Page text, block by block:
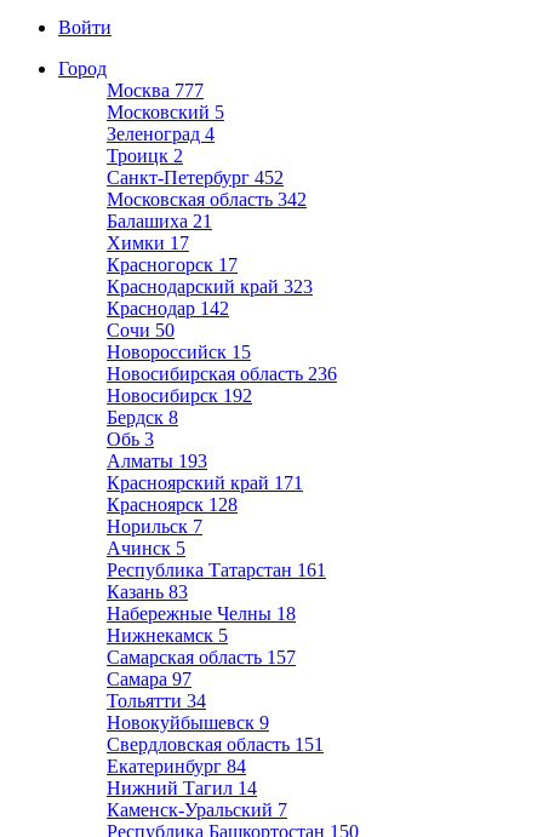
Войти
Город
Москва 777
Московский 5
Зеленоград 4
Троицк 2
Санкт-Петербург 452
Московская область 342
Балашиха 21
Химки 17
Красногорск 17
Краснодарский край 323
Краснодар 142
Сочи 50
Новороссийск 15
Новосибирская область 236
Новосибирск 192
Бердск 8
Обь 3
Алматы 193
Красноярский край 171
Красноярск 128
Норильск 7
Ачинск 5
Республика Татарстан 161
Казань 83
Набережные Челны 18
Нижнекамск 5
Самарская область 157
Самара 97
Тольятти 34
Новокуйбышевск 9
Свердловская область 151
Екатеринбург 84
Нижний Тагил 14
Каменск-Уральский 7
Республика Башкортостан 150